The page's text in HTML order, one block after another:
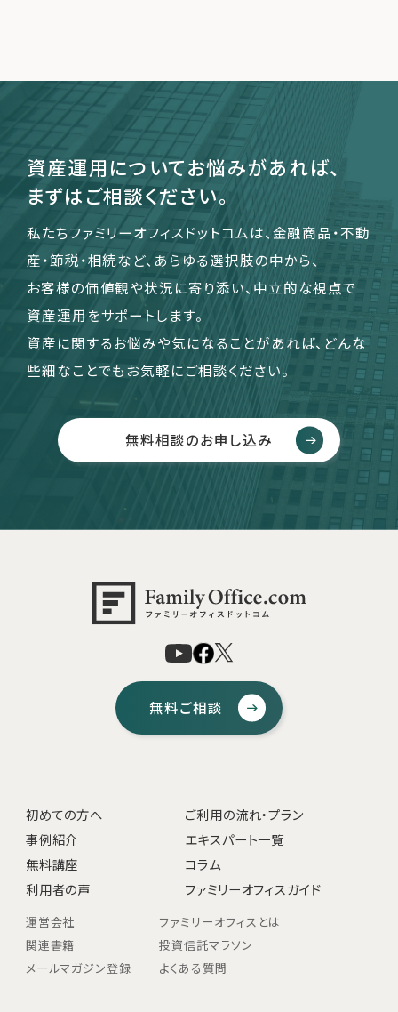
資産運用についてお悩みがあれば、
まずはご相談ください。
私たちファミリーオフィスドットコムは、金融商品・不動
産・節税・相続など、あらゆる選択肢の中から、
お客様の価値観や状況に寄り添い、中立的な視点で
資産運用をサポートします。
資産に関するお悩みや気になることがあれば、どんな
些細なことでもお気軽にご相談ください。
無料相談のお申し込み
無料ご相談
初めての方へ
ご利用の流れ・プラン
事例紹介
エキスパート一覧
無料講座
コラム
利用者の声
ファミリーオフィスガイド
運営会社
ファミリーオフィスとは
関連書籍
投資信託マラソン
メールマガジン登録
よくある質問